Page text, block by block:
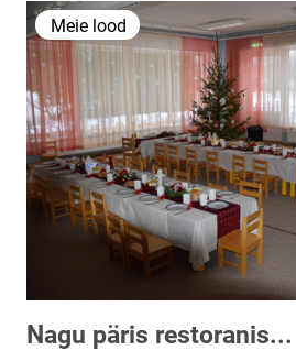
Meie lood
Nagu päris restoranis...